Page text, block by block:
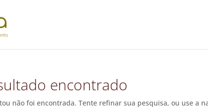
encontrado
não foi encontrada. Tente refinar sua pesquisa, ou use a